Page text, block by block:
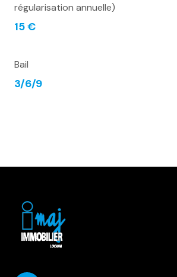
régularisation annuelle)
15 €
Bail
3/6/9